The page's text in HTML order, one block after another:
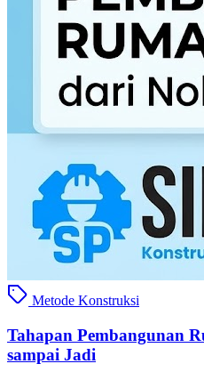
Metode Konstruksi
Tahapan Pembangunan
sampai Jadi